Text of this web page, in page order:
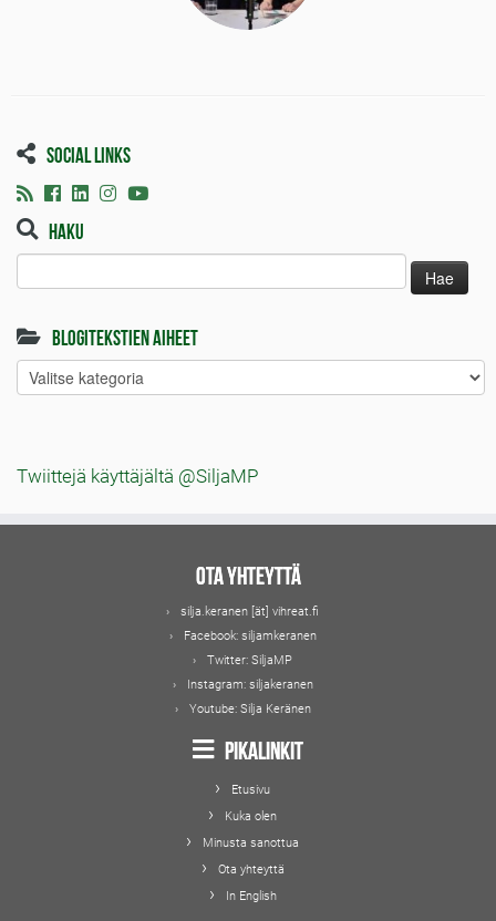
Social links
Haku
Blogitekstien aiheet
Blogitekstien
aiheet
Twiittejä käyttäjältä @SiljaMP
Ota yhteyttä
silja.keranen [ät] vihreat.fi
Facebook: siljamkeranen
Twitter: SiljaMP
Instagram: siljakeranen
Youtube: Silja Keränen
Pikalinkit
Etusivu
Kuka olen
Minusta sanottua
Ota yhteyttä
In English